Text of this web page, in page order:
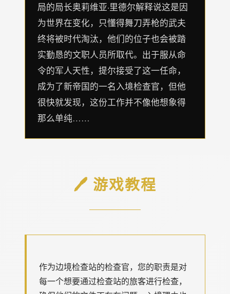
局的局长奥莉维亚·里德尔解释说这是因
为世界在变化，只懂得舞刀弄枪的武夫
终将被时代淘汰，他们的位子也会被踏
实勤恳的文职人员所取代。出于服从命
令的军人天性，提尔接受了这一任命，
成为了新帝国的一名入境检查官，但他
很快就发现，这份工作并不像他想象得
那么单纯……
🖊️ 游戏教程
作为边境检查站的检查官，您的职责是对
每一个想要通过检查站的旅客进行检查，